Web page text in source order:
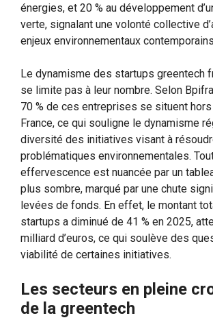
énergies, et 20 % au développement
verte, signalant une volonté collective
enjeux environnementaux
Le dynamisme des startups greentech
se limite pas à leur nombre. Selon
70 % de ces entreprises se situent hors
France, ce qui souligne le dynamisme
diversité des initiatives visant à
problématiques environnementales.
effervescence est nuancée par un
plus sombre, marqué par une chute
levées de fonds. En effet, le montant
startups a diminué de 41 % en 2025,
milliard d’euros, ce qui soulève des
viabilité de certaines initiatives.
Les secteurs en pleine
de la greentech